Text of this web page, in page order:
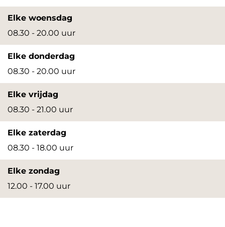
Elke woensdag
08.30 - 20.00 uur
Elke donderdag
08.30 - 20.00 uur
Elke vrijdag
08.30 - 21.00 uur
Elke zaterdag
08.30 - 18.00 uur
Elke zondag
12.00 - 17.00 uur